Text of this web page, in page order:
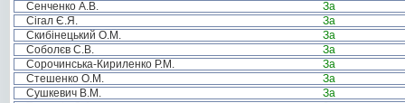
Сенченко А.В.
За
Сігал Є.Я.
За
Скибінецький О.М.
За
Соболєв С.В.
За
Сорочинська-Кириленко Р.М.
За
Стешенко О.М.
За
Сушкевич В.М.
За